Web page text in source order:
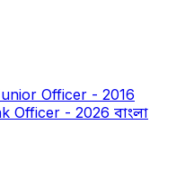
Officer - 2016
Officer - 2026 বাংলা